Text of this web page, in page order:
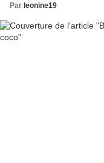
Par leonine19